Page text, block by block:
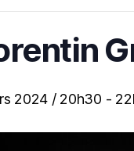
2024 / 20h30 -